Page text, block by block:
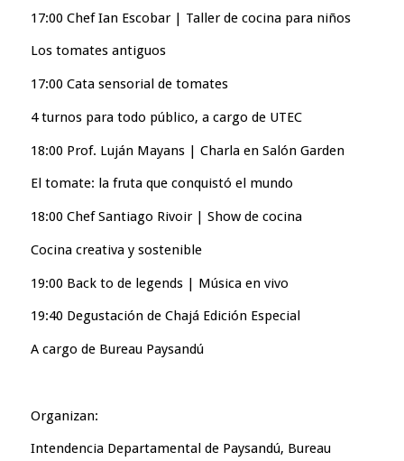
17:00 Chef Ian Escobar | Taller de cocina para niños
Los tomates antiguos
17:00 Cata sensorial de tomates
4 turnos para todo público, a cargo de UTEC
18:00 Prof. Luján Mayans | Charla en Salón Garden
El tomate: la fruta que conquistó el mundo
18:00 Chef Santiago Rivoir | Show de cocina
Cocina creativa y sostenible
19:00 Back to de legends | Música en vivo
19:40 Degustación de Chajá Edición Especial
A cargo de Bureau Paysandú
Organizan:
Intendencia Departamental de Paysandú, Bureau